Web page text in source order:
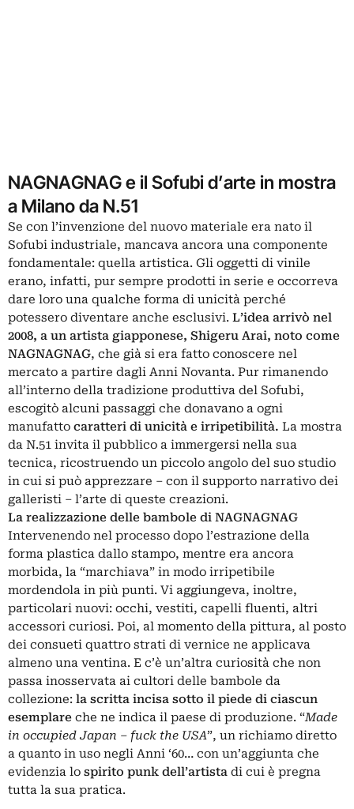
NAGNAGNAG e il Sofubi d’arte in mostra
a Milano da N.51
Se con l’invenzione del nuovo materiale era nato il
Sofubi industriale, mancava ancora una componente
fondamentale: quella artistica. Gli oggetti di vinile
erano, infatti, pur sempre prodotti in serie e occorreva
dare loro una qualche forma di unicità perché
potessero diventare anche esclusivi. L’idea arrivò nel
2008, a un artista giapponese, Shigeru Arai, noto come
NAGNAGNAG, che già si era fatto conoscere nel
mercato a partire dagli Anni Novanta. Pur rimanendo
all’interno della tradizione produttiva del Sofubi,
escogitò alcuni passaggi che donavano a ogni
manufatto caratteri di unicità e irripetibilità. La mostra
da N.51 invita il pubblico a immergersi nella sua
tecnica, ricostruendo un piccolo angolo del suo studio
in cui si può apprezzare – con il supporto narrativo dei
galleristi – l’arte di queste creazioni.
La realizzazione delle bambole di NAGNAGNAG
Intervenendo nel processo dopo l’estrazione della
forma plastica dallo stampo, mentre era ancora
morbida, la “marchiava” in modo irripetibile
mordendola in più punti. Vi aggiungeva, inoltre,
particolari nuovi: occhi, vestiti, capelli fluenti, altri
accessori curiosi. Poi, al momento della pittura, al posto
dei consueti quattro strati di vernice ne applicava
almeno una ventina. E c’è un’altra curiosità che non
passa inosservata ai cultori delle bambole da
collezione: la scritta incisa sotto il piede di ciascun
esemplare che ne indica il paese di produzione. “Made
in occupied Japan – fuck the USA”, un richiamo diretto
a quanto in uso negli Anni ‘60… con un’aggiunta che
evidenzia lo spirito punk dell’artista di cui è pregna
tutta la sua pratica.